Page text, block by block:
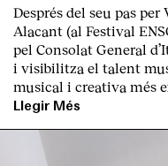
Després del seu pas
Alacant (al Festival
pel Consolat General
i visibilitza el talent
musical i creativa més
Llegir Més